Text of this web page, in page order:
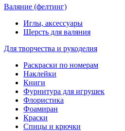
Валяние (фелтинг)
Иглы, аксессуары
Шерсть для валяния
Для творчества и рукоделия
Раскраски по номерам
Наклейки
Книги
Фурнитура для игрушек
Флористика
Фоамиран
Краски
Спицы и крючки